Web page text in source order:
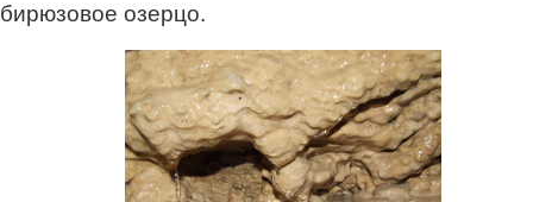
бирюзовое озерцо.